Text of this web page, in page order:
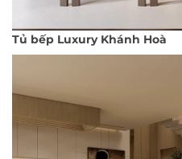
Tủ bếp Luxury Khánh Hoà